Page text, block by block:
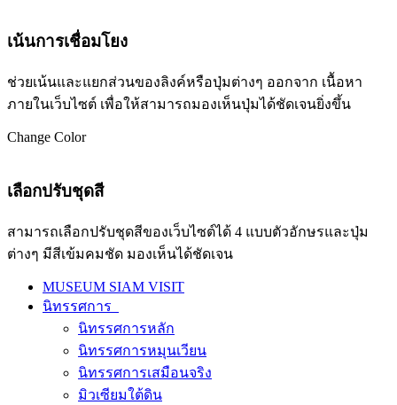
เน้นการเชื่อมโยง
ช่วยเน้นและแยกส่วนของลิงค์หรือปุ่มต่างๆ ออกจาก เนื้อหา
ภายในเว็บไซต์ เพื่อให้สามารถมองเห็นปุ่มได้ชัดเจนยิ่งขึ้น
Change Color
เลือกปรับชุดสี
สามารถเลือกปรับชุดสีของเว็บไซต์ได้ 4 แบบตัวอักษรและปุ่ม
ต่างๆ มีสีเข้มคมชัด มองเห็นได้ชัดเจน
MUSEUM SIAM VISIT
นิทรรศการ
นิทรรศการหลัก
นิทรรศการหมุนเวียน
นิทรรศการเสมือนจริง
มิวเซียมใต้ดิน